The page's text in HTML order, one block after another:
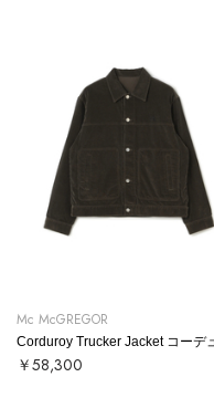
Mc McGREGOR
￥58,300